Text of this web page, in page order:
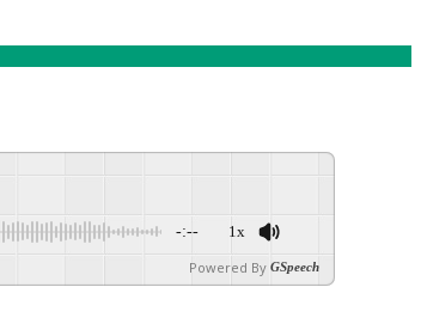
-:--
1x
Powered By GSpeech